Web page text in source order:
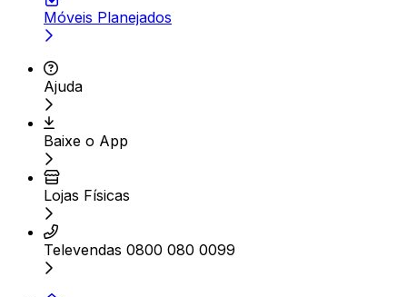
Móveis Planejados
Ajuda
Baixe o App
Lojas Físicas
Televendas 0800 080 0099